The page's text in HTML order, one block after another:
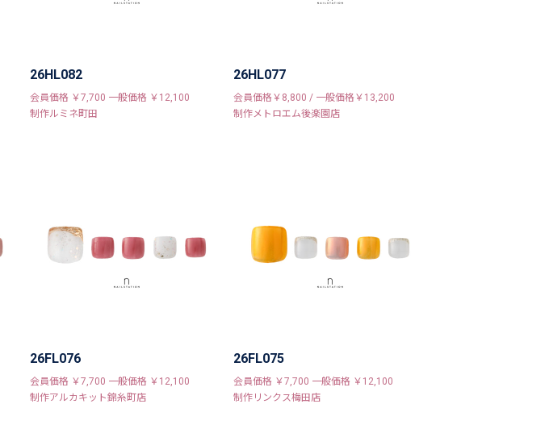
26HL082
会員価格 ￥7,700 一般価格 ￥12,100
制作ルミネ町田
26HL077
会員価格￥8,800 / 一般価格￥13,200
制作メトロエム後楽園店
26FL076
会員価格 ￥7,700 一般価格 ￥12,100
制作アルカキット錦糸町店
26FL075
会員価格 ￥7,700 一般価格 ￥12,100
制作リンクス梅田店